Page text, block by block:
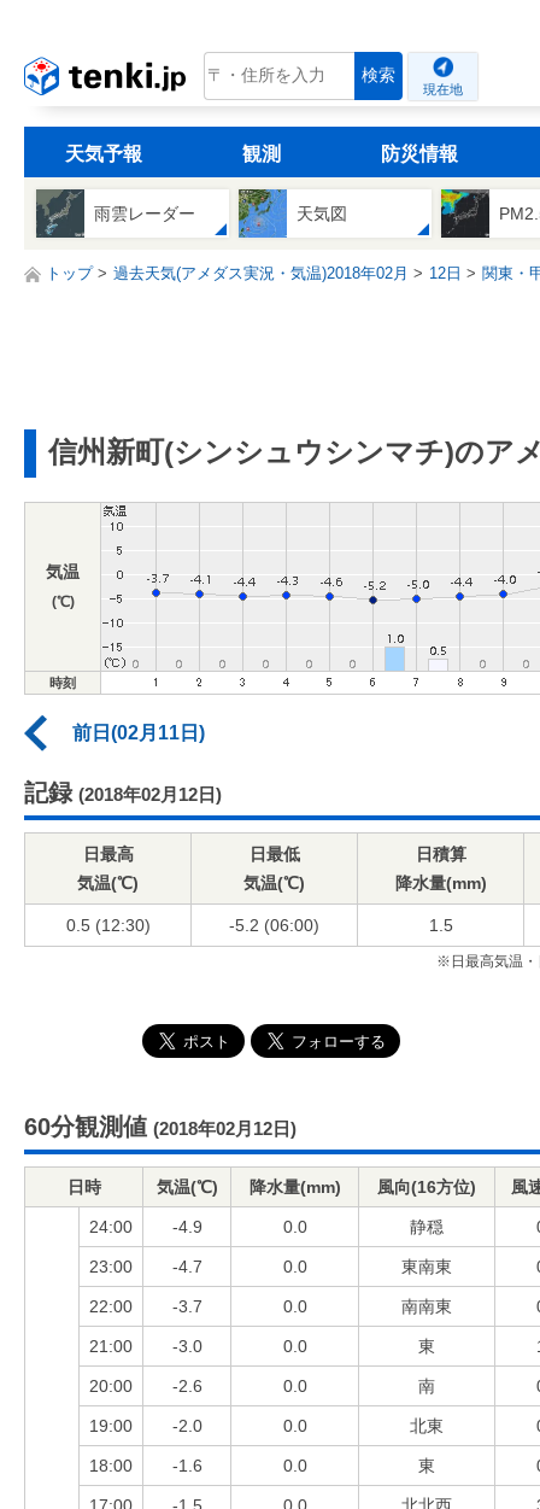
tenki.jp 検索
現在地
天気予報 観測 防災情報
雨雲レーダー 天気図
トップ 過去天気(アメダス実況・気温)2018年02月 12日 関東・
信州新町(シンシュウシンマチ)のア
気温
(℃)
時刻
前日(02月11日)
記録 (2018年02月12日)
日最高
気温(℃)
日最低
気温(℃)
日積算
降水量(mm)
0.5 (12:30) -5.2 (06:00) 1.5
※日最高気温・
60分観測値 (2018年02月12日)
日時 気温(℃) 降水量(mm) 風向(16方位) 風
24:00 -4.9 0.0 静穏
23:00 -4.7 0.0 東南東
22:00 -3.7 0.0 南南東
21:00 -3.0 0.0 東
20:00 -2.6 0.0 南
19:00 -2.0 0.0 北東
18:00 -1.6 0.0 東